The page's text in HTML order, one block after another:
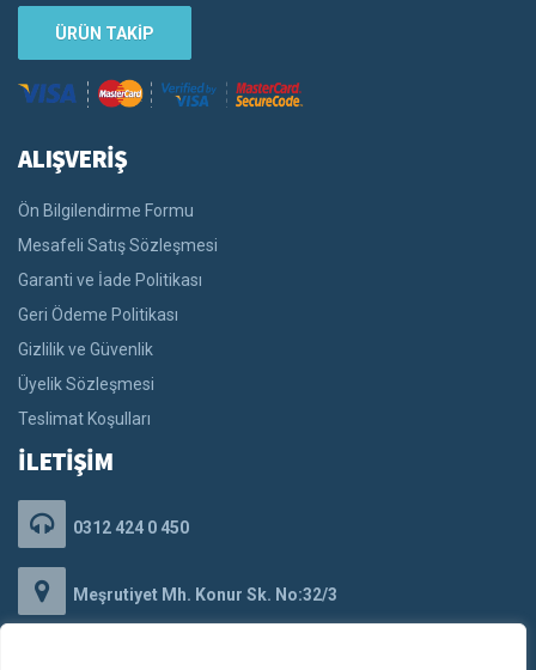
ÜRÜN TAKİP
ALIŞVERİŞ
Ön Bilgilendirme Formu
Mesafeli Satış Sözleşmesi
Garanti ve İade Politikası
Geri Ödeme Politikası
Gizlilik ve Güvenlik
Üyelik Sözleşmesi
Teslimat Koşulları
İLETİŞİM
0312 424 0 450
Meşrutiyet Mh. Konur Sk. No:32/3